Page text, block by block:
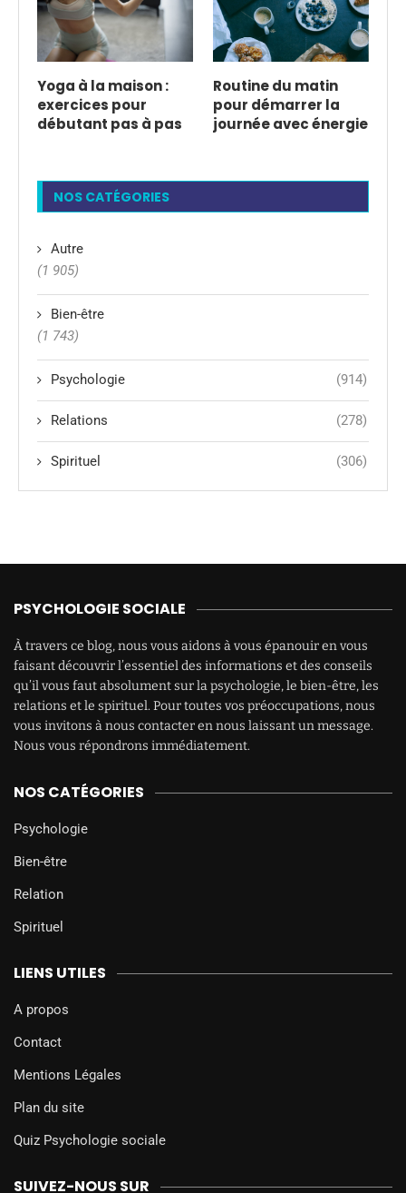
Yoga à la maison :
exercices pour
débutant pas à pas
Routine du matin
pour démarrer la
journée avec énergie
NOS CATÉGORIES
Autre
(1 905)
Bien-être
(1 743)
Psychologie (914)
Relations (278)
Spirituel (306)
PSYCHOLOGIE SOCIALE
À travers ce blog, nous vous aidons à vous épanouir en vous
faisant découvrir l’essentiel des informations et des conseils
qu’il vous faut absolument sur la psychologie, le bien-être, les
relations et le spirituel. Pour toutes vos préoccupations, nous
vous invitons à nous contacter en nous laissant un message.
Nous vous répondrons immédiatement.
NOS CATÉGORIES
Psychologie
Bien-être
Relation
Spirituel
LIENS UTILES
A propos
Contact
Mentions Légales
Plan du site
Quiz Psychologie sociale
SUIVEZ-NOUS SUR